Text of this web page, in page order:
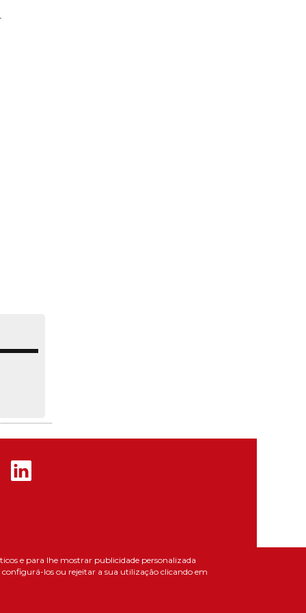
e para lhe mostrar publicidade personalizada
los ou rejeitar a sua utilização clicando em